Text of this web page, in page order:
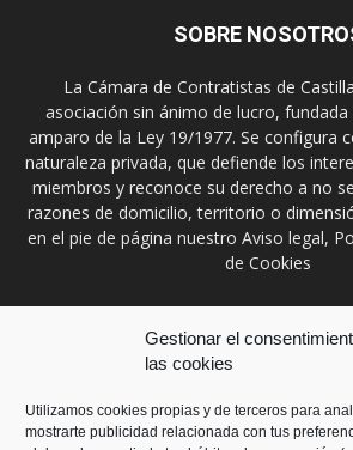
Gestionar el
las cookies
Utilizamos cookies propias y de terceros para
mostrarte publicidad relacionada con tus
SOBRE
La Cámara de Contratistas de
asociación sin ánimo de lucro,
amparo de la Ley 19/1977. Se configura
naturaleza privada, que defiende los
miembros y reconoce su derecho a no
razones de domicilio, territorio o
en el pie de página nuestro Aviso legal,
de Cookies
Contáctanos:
SÍGUENOS